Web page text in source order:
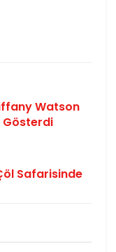
Watson
Gösterdi
Safarisinde